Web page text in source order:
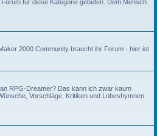
für diese Kategorie gebeten. Dem Mensch
2000 Community braucht ihr Forum - hier ist
RPG-Dreamer? Das kann ich zwar kaum
Vorschläge, Kritiken und Lobeshymnen